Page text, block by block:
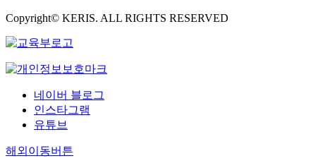
Copyright© KERIS. ALL RIGHTS RESERVED
네이버 블로그
인스타그램
유튜브
해외이동버튼